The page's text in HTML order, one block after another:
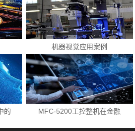
机器视觉应用案例
的
MFC-5200工控整机在金融
领域的应用